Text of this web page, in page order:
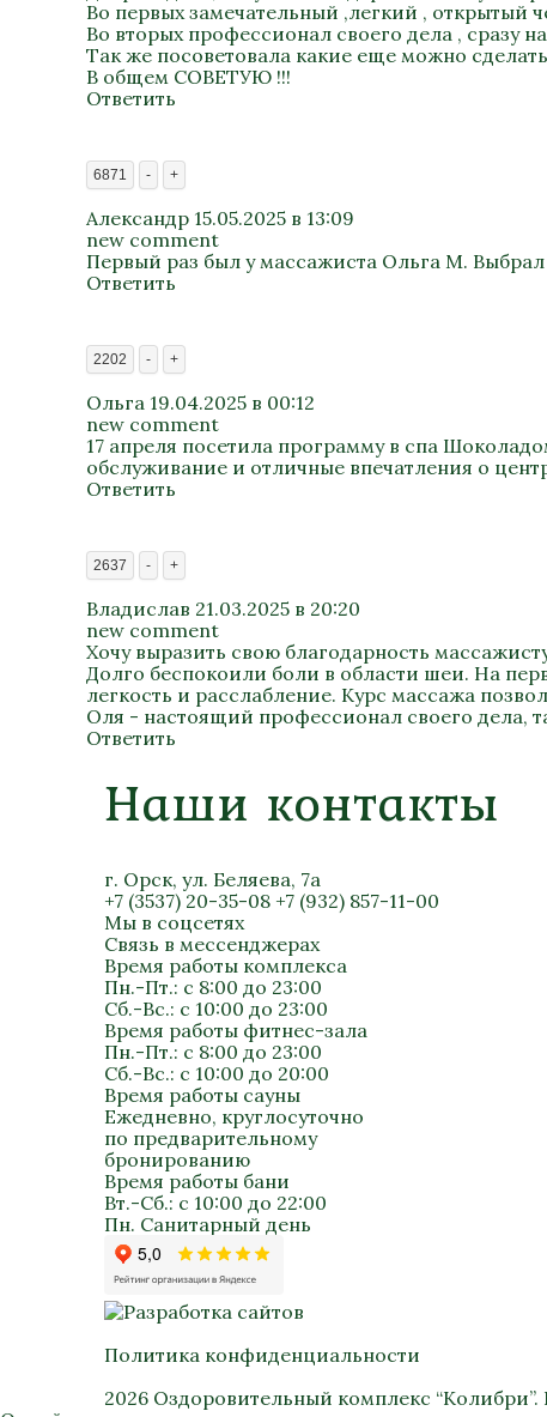
Во первых замечательный ,легкий , открытый
Во вторых профессионал своего дела , сразу
Так же посоветовала какие еще можно
В общем СОВЕТУЮ !!!
Ответить
6871 - +
Александр 15.05.2025 в 13:09
new comment
Первый раз был у массажиста Ольга М.
Ответить
2202 - +
Ольга 19.04.2025 в 00:12
new comment
17 апреля посетила программу в спа
обслуживание и отличные впечатления о
Ответить
2637 - +
Владислав 21.03.2025 в 20:20
new comment
Хочу выразить свою благодарность
Долго беспокоили боли в области шеи. На
легкость и расслабление. Курс массажа
Оля - настоящий профессионал своего дела,
Ответить
Наши контакты
г. Орск, ул. Беляева, 7а
+7 (3537) 20-35-08 +7 (932) 857-11-00
Мы в соцсетях
Связь в мессенджерах
Время работы комплекса
Пн.-Пт.: с 8:00 до 23:00
Сб.-Вс.: с 10:00 до 23:00
Время работы фитнес-зала
Пн.-Пт.: с 8:00 до 23:00
Сб.-Вс.: с 10:00 до 20:00
Время работы сауны
Ежедневно, круглосуточно
по предварительному
бронированию
Время работы бани
Вт.-Сб.: с 10:00 до 22:00
Пн. Санитарный день
Политика конфиденциальности
2026 Оздоровительный комплекс